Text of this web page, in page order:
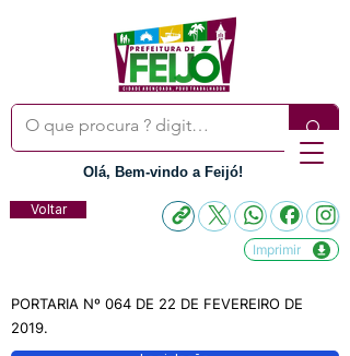
Olá, Bem-vindo a Feijó!
Voltar
Imprimir
PORTARIA Nº 064 DE 22 DE FEVEREIRO DE
2019.